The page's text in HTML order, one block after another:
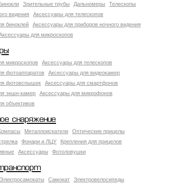
Зрительные трубы Дальномеры
Телескопы
видения
Аксессуары для телескопов
биноклей
Аксессуары для приборов ночного видения
для микроскопов
микроскопов
Аксессуары для телескопов
фотоаппаратов
Аксессуары для видеокамер
фотовспышек
Аксессуары для смартфонов
экшн-камер
Аксессуары для микрофонов
объективов
снаряжение
Металлоискатели
Оптические прицелы
Фонари и ЛЦУ
Крепления для прицелов
Аксессуары Фотоловушки
Электросамокаты Самокат
Электровелосипеды